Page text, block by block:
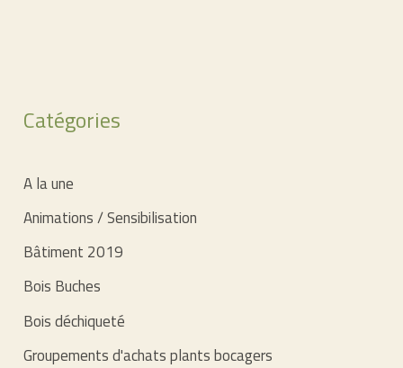
durable
Catégories
A la une
Animations / Sensibilisation
Bâtiment 2019
Bois Buches
Bois déchiqueté
Groupements d'achats plants bocagers